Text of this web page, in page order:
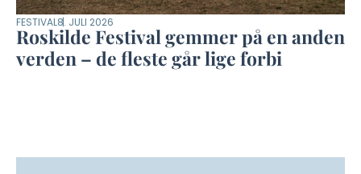
FESTIVAL8. JULI 2026
Roskilde Festival gemmer på en anden
verden – de fleste går lige forbi